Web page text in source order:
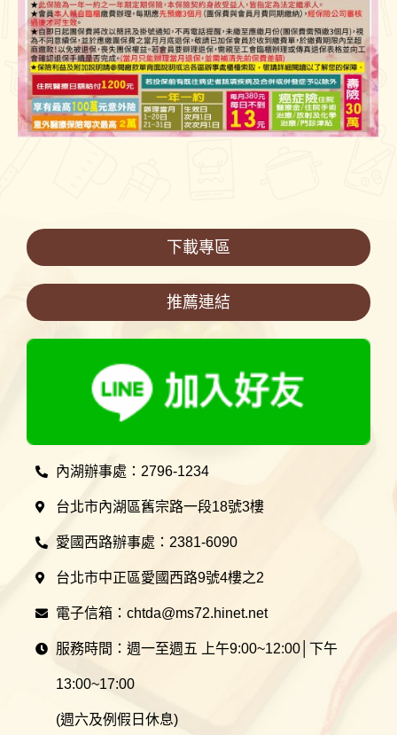
下載專區
推薦連結
內湖辦事處：2796-1234
台北市內湖區舊宗路一段18號3樓
愛國西路辦事處：2381-6090
台北市中正區愛國西路9號4樓之2
電子信箱：chtda@ms72.hinet.net
服務時間：週一至週五 上午9:00~12:00│下午
13:00~17:00
(週六及例假日休息)